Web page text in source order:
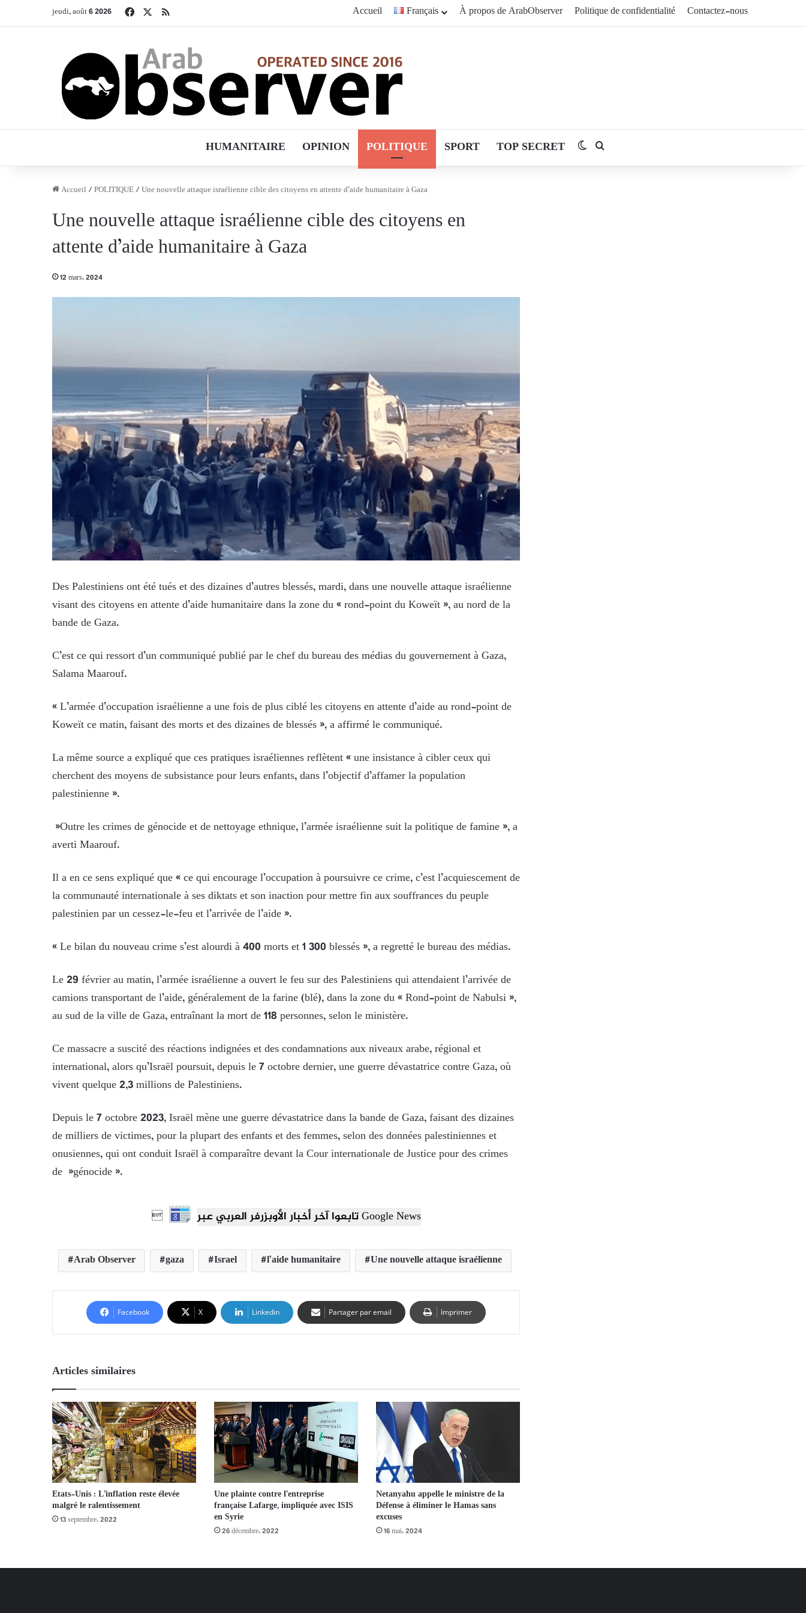
jeudi, août 6 2026 FacebookRSS Accueil Français À propos de ArabObserver Politique de confidentialité Contactez-nous
HUMANITAIRE OPINION POLITIQUE SPORT TOP SECRET Switch skin
Accueil /POLITIQUE/Une nouvelle attaque israélienne cible des citoyens en attente d’aide humanitaire à Gaza
Une nouvelle attaque israélienne cible des citoyens en
attente d’aide humanitaire à Gaza
12 mars، 2024
Des Palestiniens ont été tués et des dizaines d’autres blessés, mardi, dans une nouvelle attaque israélienne
visant des citoyens en attente d’aide humanitaire dans la zone du « rond-point du Koweït », au nord de la
bande de Gaza.
C’est ce qui ressort d’un communiqué publié par le chef du bureau des médias du gouvernement à Gaza,
Salama Maarouf.
« L’armée d’occupation israélienne a une fois de plus ciblé les citoyens en attente d’aide au rond-point de
Koweït ce matin, faisant des morts et des dizaines de blessés », a affirmé le communiqué.
La même source a expliqué que ces pratiques israéliennes reflètent « une insistance à cibler ceux qui
cherchent des moyens de subsistance pour leurs enfants, dans l’objectif d’affamer la population
palestinienne ».
»Outre les crimes de génocide et de nettoyage ethnique, l’armée israélienne suit la politique de famine », a
averti Maarouf.
Il a en ce sens expliqué que « ce qui encourage l’occupation à poursuivre ce crime, c’est l’acquiescement de
la communauté internationale à ses diktats et son inaction pour mettre fin aux souffrances du peuple
palestinien par un cessez-le-feu et l’arrivée de l’aide ».
« Le bilan du nouveau crime s’est alourdi à 400 morts et 1 300 blessés », a regretté le bureau des médias.
Le 29 février au matin, l’armée israélienne a ouvert le feu sur des Palestiniens qui attendaient l’arrivée de
camions transportant de l’aide, généralement de la farine (blé), dans la zone du « Rond-point de Nabulsi »,
au sud de la ville de Gaza, entraînant la mort de 118 personnes, selon le ministère.
Ce massacre a suscité des réactions indignées et des condamnations aux niveaux arabe, régional et
international, alors qu’Israël poursuit, depuis le 7 octobre dernier, une guerre dévastatrice contre Gaza, où
vivent quelque 2,3 millions de Palestiniens.
Depuis le 7 octobre 2023, Israël mène une guerre dévastatrice dans la bande de Gaza, faisant des dizaines
de milliers de victimes, pour la plupart des enfants et des femmes, selon des données palestiniennes et
onusiennes, qui ont conduit Israël à comparaître devant la Cour internationale de Justice pour des crimes
de »génocide ».
 تابعوا آخر أخبار الأوبزرفر العربي عبر Google News
Arab Observer gaza Israel l’aide humanitaire Une nouvelle attaque israélienne
Facebook X Linkedin Partager par email Imprimer
Articles similaires
Etats-Unis : L’inflation reste élevée
malgré le ralentissement
13 septembre، 2022
Une plainte contre l’entreprise
française Lafarge, impliquée avec ISIS
en Syrie
26 décembre، 2022
Netanyahu appelle le ministre de la
Défense à éliminer le Hamas sans
excuses
16 mai، 2024